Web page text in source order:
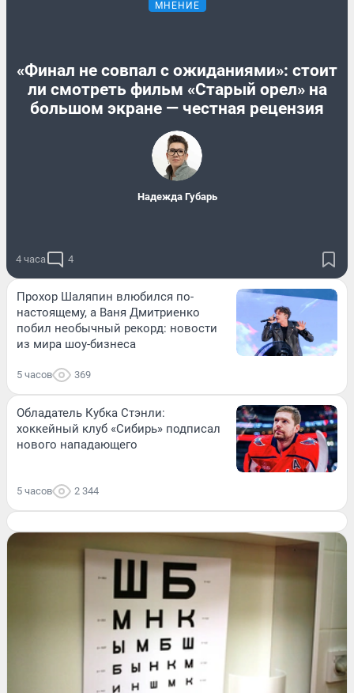
МНЕНИЕ
«Финал не совпал с ожиданиями»: стоит
ли смотреть фильм «Старый орел» на
большом экране — честная рецензия
Надежда Губарь
4 часа 4
Прохор Шаляпин влюбился по-
настоящему, а Ваня Дмитриенко
побил необычный рекорд: новости
из мира шоу-бизнеса
5 часов 369
Обладатель Кубка Стэнли:
хоккейный клуб «Сибирь» подписал
нового нападающего
5 часов 2 344